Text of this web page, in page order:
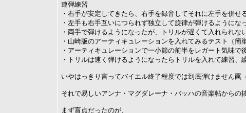
連弾練習
・右手が安定してきたら、右手を録音してそれに左手を併せ
・左手も右手互いにつられず独立して旋律が弾けるように
・両手で弾けるようになったが、トリルが遅くて入れられ
・山崎版のアーティキュレーションを入れてみるテスト（簡
・アーティキュレーションで一小節の前半をレガート気味
・トリルは速く弾けるようになったらトリルを入れて練習、
いやはっきり言ってバイエル終了程度では到底弾けません罠（
それで易しいアンナ・マグダレーナ・バッハの音楽帖からの
まず盲点だったのが、